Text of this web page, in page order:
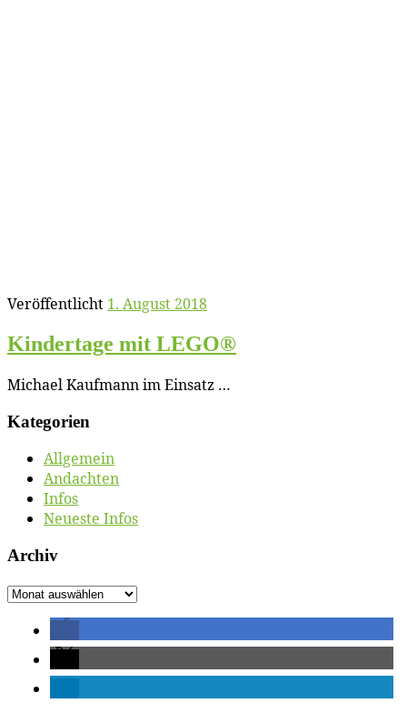
Veröffentlicht 1. August 2018
Kin­der­ta­ge mit LEGO®
Mi­cha­el Kauf­mann im Einsatz …
Ka­te­go­rien
Allgemein
Andachten
Infos
Neueste Infos
Ar­chiv
Ar­